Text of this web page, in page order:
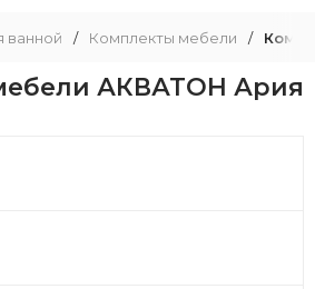
ванной / Комплекты мебели /
АКВАТОН Ария